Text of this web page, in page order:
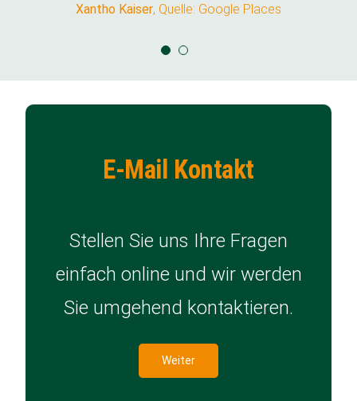
Xantho Kaiser, Quelle: Google Places
Xantho Kaiser Quelle: Google Places
E-Mail Kontakt
Stellen Sie uns Ihre Fragen
einfach online und wir werden
Sie umgehend kontaktieren.
Weiter